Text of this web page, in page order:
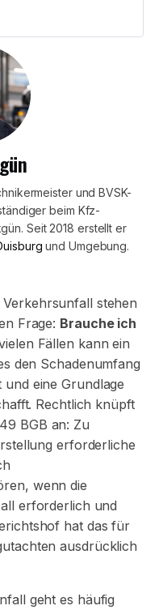
und BVSK-
beim Kfz-
Seit 2018 erstellt er
und Umgebung.
stehen
Frage: Brauche ich
Fällen kann ein
den Schadenumfang
eine Grundlage
Rechtlich knüpft
BGB an: Zu
erforderliche
wenn die
erforderlich und
hat das für
ausdrücklich
geht es häufig